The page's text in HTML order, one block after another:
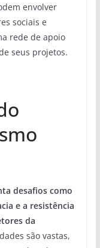
envolver
sociais e
rede de apoio
seus projetos.
desafios como
e a resistência
da
são vastas,